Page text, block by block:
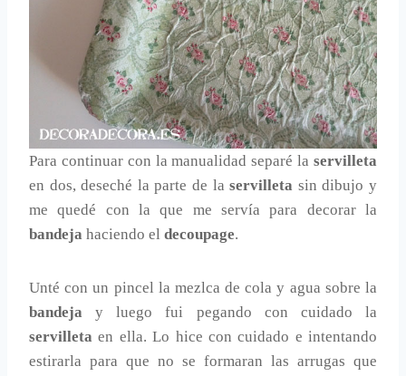
Para continuar con la manualidad separé la servilleta
en dos, deseché la parte de laservilleta sin dibujo y
me quedé con la que me servía para decorar la
bandeja haciendo el decoupage.
Unté con un pincel la mezlca de cola y agua sobre la
bandejay luego fui pegando con cuidado la
servilletaen ella. Lo hice con cuidado e intentando
estirarla para que no se formaran las arrugas que